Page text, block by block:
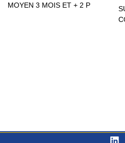
MOYEN 3 MOIS ET + 2 P